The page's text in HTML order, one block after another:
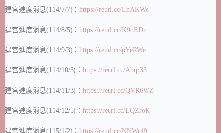
建宮進度消息(114/7/7)： https://reurl.cc/LnAKWe
建宮進度消息(114/8/5)： https://reurl.cc/K9qEDn
建宮進度消息(114/9/3)： https://reurl.cc/pYeRWe
建宮進度消息(114/10/3)： https://reurl.cc/Abqr33
建宮進度消息(114/11/3)： https://reurl.cc/QVR6WZ
建宮進度消息(114/12/5)： https://reurl.cc/LQZroK
建宮進度消息(115/1/2)： https://reurl.cc/NNWr49